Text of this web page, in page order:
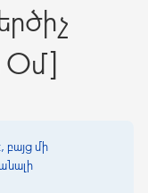
Օմ]
բայց մի